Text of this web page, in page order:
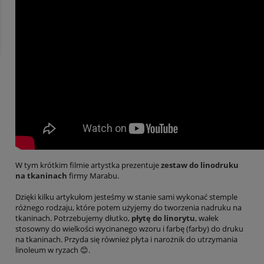
W tym krótkim filmie artystka prezentujezestaw do linodruku
na tkaninach firmy Marabu.
Dzięki kilku artykułom jesteśmy w stanie sami wykonać stemple
różnego rodzaju, które potem użyjemy do tworzenia nadruku na
tkaninach. Potrzebujemy dłutko, płytę do linorytu, wałek
stosowny do wielkości wycinanego wzoru i farbę (farby) do druku
na tkaninach. Przyda się również płyta i narożnik do utrzymania
linoleum w ryzach 😊.